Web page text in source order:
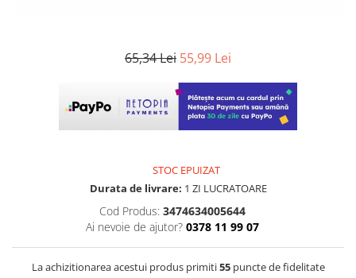
65,34 Lei 55,99 Lei
STOC EPUIZAT
Durata de livrare: 1 ZI LUCRATOARE
Cod Produs: 3474634005644
Ai nevoie de ajutor? 0378 11 99 07
La achizitionarea acestui produs primiti55puncte de fidelitate